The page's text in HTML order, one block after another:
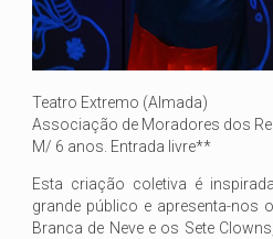
Teatro Extremo (Almada)
Associação de Moradores dos
M/ 6 anos. Entrada livre**
Esta criação coletiva é
grande público e apresenta-nos
Branca de Neve e os Sete